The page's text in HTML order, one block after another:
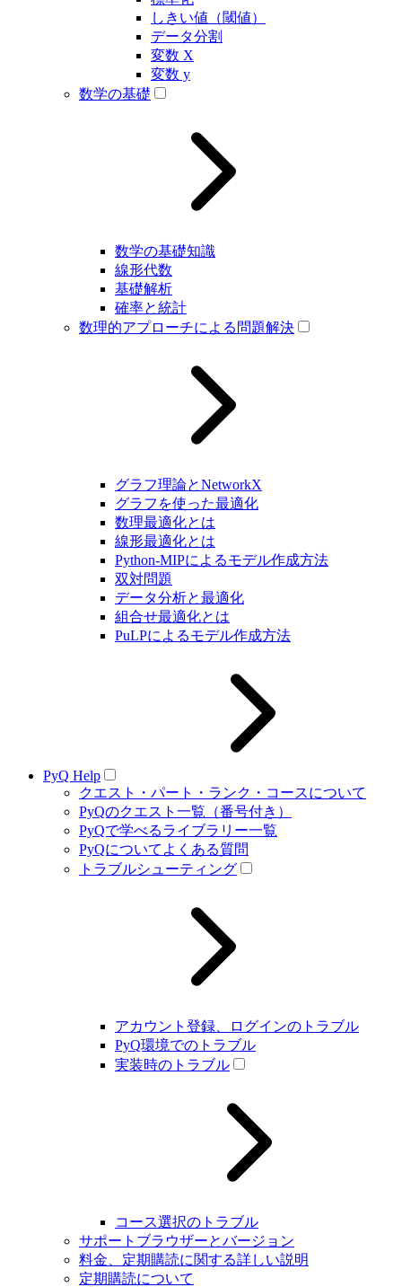
しきい値（閾値）
データ分割
変数 X
変数 y
数学の基礎
数学の基礎知識
線形代数
基礎解析
確率と統計
数理的アプローチによる問題解決
グラフ理論とNetworkX
グラフを使った最適化
数理最適化とは
線形最適化とは
Python-MIPによるモデル作成方法
双対問題
データ分析と最適化
組合せ最適化とは
PuLPによるモデル作成方法
PyQ Help
クエスト・パート・ランク・コースについて
PyQのクエスト一覧（番号付き）
PyQで学べるライブラリー一覧
PyQについてよくある質問
トラブルシューティング
アカウント登録、ログインのトラブル
PyQ環境でのトラブル
実装時のトラブル
コース選択のトラブル
サポートブラウザーとバージョン
料金、定期購読に関する詳しい説明
定期購読について